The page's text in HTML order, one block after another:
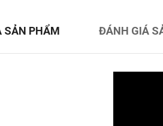
SẢN PHẨM ĐÁNH GIÁ